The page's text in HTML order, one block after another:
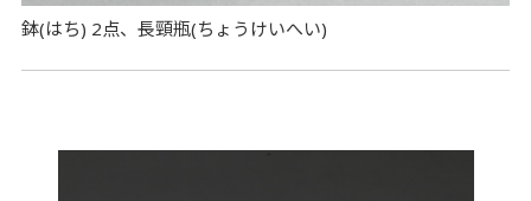
鉢(はち) 2点、長頸瓶(ちょうけいへい)